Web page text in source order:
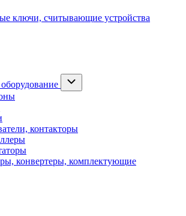
ключи, считывающие устройства
контакторы
конвертеры, комплектующие